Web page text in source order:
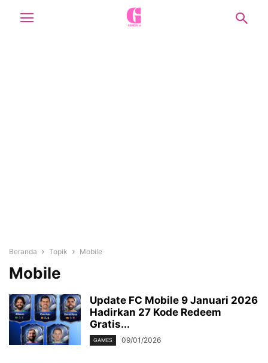
Beranda Topik Mobile
Mobile
Update FC Mobile 9 Januari 2026
Hadirkan 27 Kode Redeem
Gratis...
GAMES 09/01/2026